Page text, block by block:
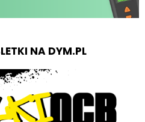
NA DYM.PL